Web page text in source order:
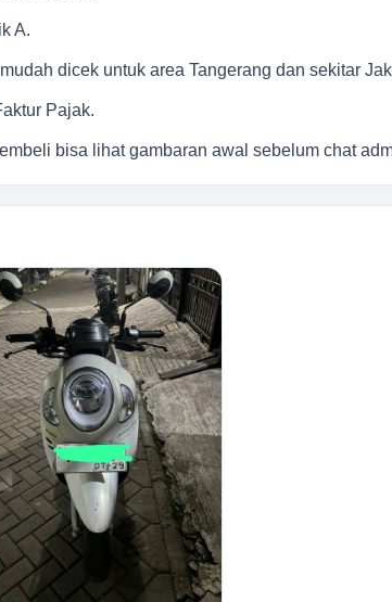
A.
dicek untuk area Tangerang dan sekitar
Pajak.
bisa lihat gambaran awal sebelum chat